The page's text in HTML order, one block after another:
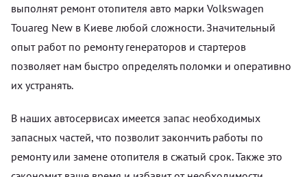
выполнят ремонт отопителя авто марки Volkswagen
Touareg New в Киеве любой сложности. Значительный
опыт работ по ремонту генераторов и стартеров
позволяет нам быстро определять поломки и оперативно
их устранять.
В наших автосервисах имеется запас необходимых
запасных частей, что позволит закончить работы по
ремонту или замене отопителя в сжатый срок. Также это